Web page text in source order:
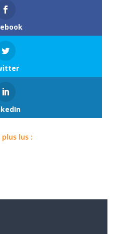
plus lus :